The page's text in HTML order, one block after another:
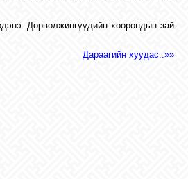
Дөрвөлжингүүдийн хоорондын зай
Дараагийн хуудас..»»